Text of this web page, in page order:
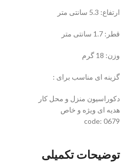
ارتفاع: 5.3 سانتی متر
قطر: 1.7 سانتی متر
وزن: 18 گرم
گزینه ای مناسب برای :
دکوراسیون منزل و محل کار
هدیه ای ویژه و خاص
code: 0679
توضیحات تکمیلی